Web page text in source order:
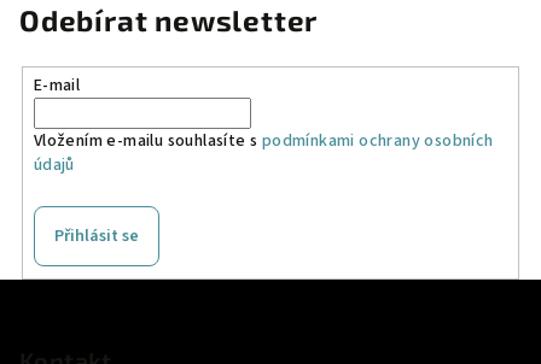
Odebírat newsletter
E-mail
Vložením e-mailu souhlasíte s podmínkami ochrany osobních
údajů
Přihlásit se